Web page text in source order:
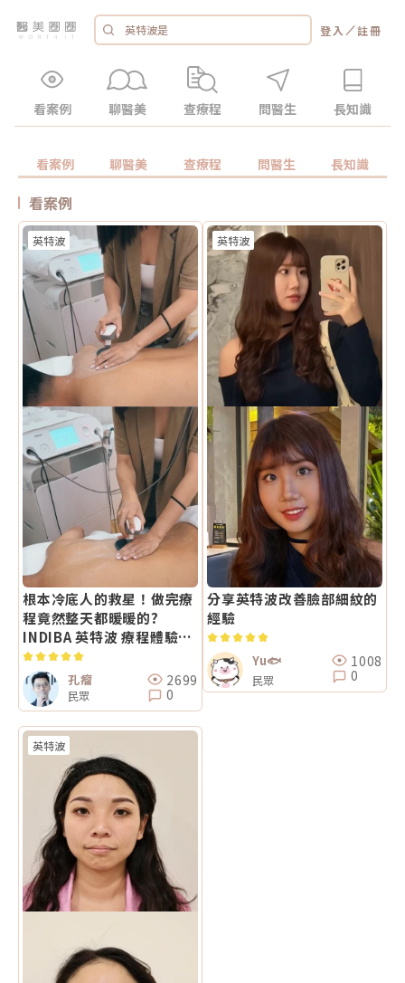
登入 ／註冊
看案例 聊醫美 查療程 問醫生 長知識
看案例 聊醫美 查療程 問醫生 長知識
看案例
英特波
根本冷底人的救星！做完療
程竟然整天都暖暖的?
INDIBA 英特波 療程體驗分
享
孔瘤
民眾
2699
0
英特波
英特波
分享英特波改善臉部細紋的
經驗
Yu🐟
民眾
1008
0